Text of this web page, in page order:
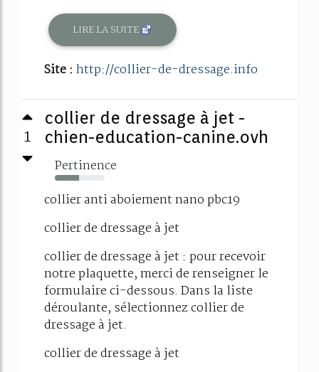
LIRE LA SUITE
Site : http://collier-de-dressage.info
1
collier de dressage à jet -
chien-education-canine.ovh
Pertinence
48%
collier anti aboiement nano pbc19
collier de dressage à jet
collier de dressage à jet : pour recevoir
notre plaquette, merci de renseigner le
formulaire ci-dessous. Dans la liste
déroulante, sélectionnez collier de
dressage à jet.
collier de dressage à jet